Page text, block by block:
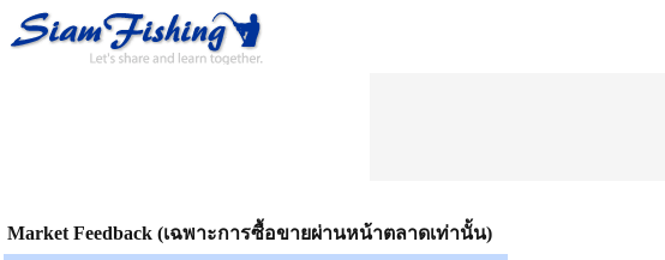
Market Feedback (เฉพาะการซื้อขายผ่านหน้าตลาดเท่านั้น)